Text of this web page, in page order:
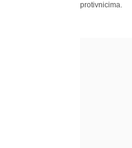
protivnicima.